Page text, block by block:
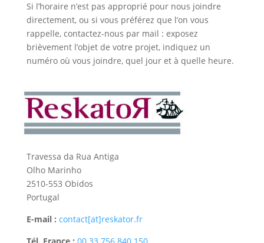
Si l’horaire n’est pas approprié pour nous joindre
directement, ou si vous préférez que l’on vous
rappelle, contactez-nous par mail : exposez
brièvement l’objet de votre projet, indiquez un
numéro où vous joindre, quel jour et à quelle heure.
Travessa da Rua Antiga
Olho Marinho
2510-553 Obidos
Portugal
E-mail : contact[at]reskator.fr